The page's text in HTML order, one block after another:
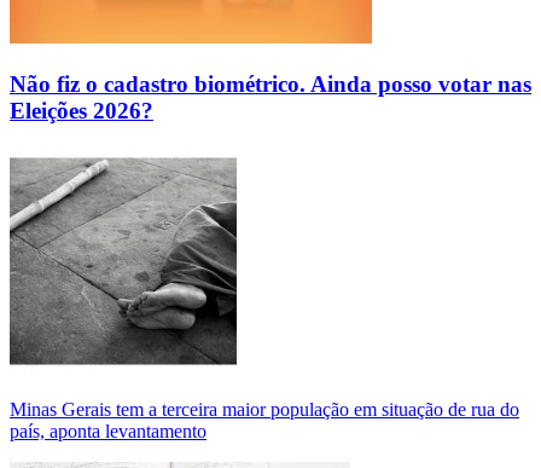
Não fiz o cadastro biométrico. Ainda posso votar nas
Eleições 2026?
Minas Gerais tem a terceira maior população em situação de rua do
país, aponta levantamento